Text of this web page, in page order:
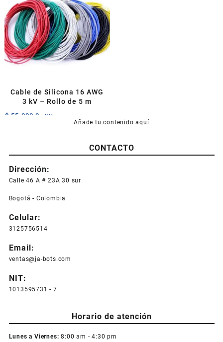
Cable de Silicona 16 AWG
3 kV – Rollo de 5 m
$ 55.000,0 +IVA
variantes.
Las
se
elegir
en
producto
Añade tu contenido aquí
CONTACTO
Dirección:
Calle 46 A # 23A 30 sur
Bogotá - Colombia
Celular:
3125756514
Email:
ventas@ja-bots.com
NIT:
1013595731 - 7
Horario de atención
Lunes a Viernes: 8:00 am - 4:30 pm